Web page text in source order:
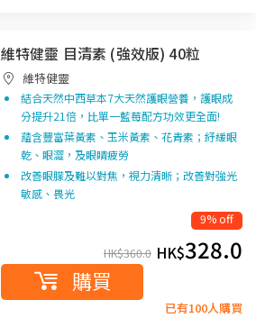
維特健靈 目清素 (強效版) 40粒
維特健靈
結合天然中西草本7大天然護眼營養，護眼成
分提升21倍，比單一藍莓配方功效更全面!
蘊含豐富葉黃素、玉米黃素、花青素；紓緩眼
乾、眼澀，及眼睛疲勞
改善眼朦及難以對焦，視力清晰；改善對強光
敏感、畏光
9% off
HK$360.0 HK$328.0
購買
已有100人購買